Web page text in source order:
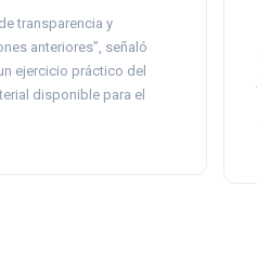
transparencia y
anteriores”, señaló
ejercicio práctico del
disponible para el